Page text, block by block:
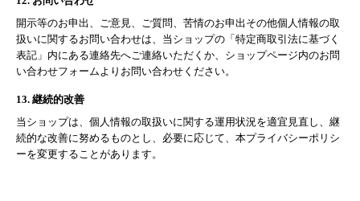
開示等のお申出、ご意見、ご質問、苦情のお申出その他個人情報の取
扱いに関するお問い合わせは、当ショップの「特定商取引法に基づく
表記」内にある連絡先へご連絡いただくか、ショップページ内のお問
い合わせフォームよりお問い合わせください。
13. 継続的改善
当ショップは、個人情報の取扱いに関する運用状況を適宜見直し、継
続的な改善に努めるものとし、必要に応じて、本プライバシーポリシ
ーを変更することがあります。